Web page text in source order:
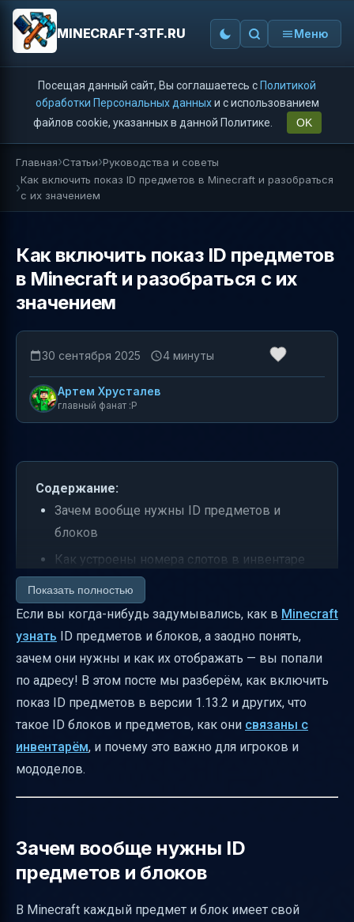
MINECRAFT-3TF.RU Меню
Посещая данный сайт, Вы соглашаетесь с Политикой
обработки Персональных данныхи с использованием
файлов cookie, указанных в данной Политике.
OK
Главная Статьи Руководства и советы
Как включить показ ID предметов в Minecraft и разобраться
с их значением
Как включить показ ID предметов
в Minecraft и разобраться с их
значением
30 сентября 2025 4 минуты
Артем Хрусталев
главный фанат :P
Содержание:
Зачем вообще нужны ID предметов и
блоков
Как устроены номера слотов в инвентаре
Дополнительные данные (data values) — что
это и зачем
Как включить отображение ID предметов и
блоков в Minecraft 1.13.2 и других версиях
Практические советы для игроков и
копирайтеров
Ответы на частые вопросы
Полезные ссылки
Показать полностью
Если вы когда-нибудь задумывались, как в Minecraft
узнать ID предметов и блоков, а заодно понять,
зачем они нужны и как их отображать — вы попали
по адресу! В этом посте мы разберём, как включить
показ ID предметов в версии 1.13.2 и других, что
такое ID блоков и предметов, как они связаны с
инвентарём, и почему это важно для игроков и
мододелов.
Зачем вообще нужны ID
предметов и блоков
В Minecraft каждый предмет и блок имеет свой